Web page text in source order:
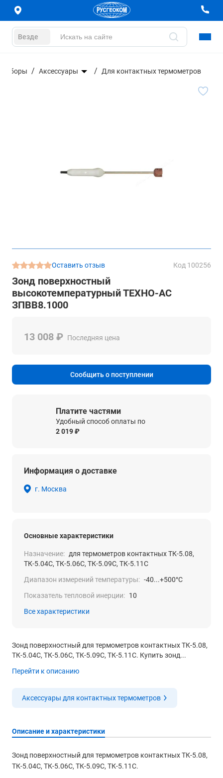
Везде
Аксессуары Для контактных термометров
Оставить отзыв Код 100256
Зонд поверхностный
высокотемпературный ТЕХНО-АС
ЗПВВ8.1000
13 008 ₽ Последняя цена
Сообщить о поступлении
Платите частями
Удобный способ оплаты по
2 019 ₽
Информация о доставке
г. Москва
Основные характеристики
Назначение: для термометров контактных ТК-5.08,
ТК-5.04С, ТК-5.06С, ТК-5.09С, ТК-5.11С
Диапазон измерений температуры: -40...+500°С
Показатель тепловой инерции: 10
Все характеристики
Зонд поверхностный для термометров контактных ТК-5.08,
ТК-5.04С, ТК-5.06С, ТК-5.09С, ТК-5.11С. Купить зонд...
Перейти к описанию
Аксессуары для контактных термометров
Описание и характеристики
Зонд поверхностный для термометров контактных ТК-5.08,
ТК-5.04С, ТК-5.06С, ТК-5.09С, ТК-5.11С.